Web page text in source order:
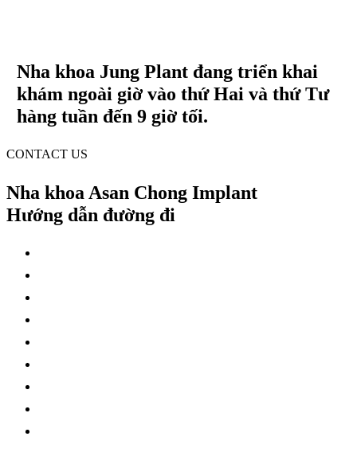
Nha khoa Jung Plantđang triển khai
khám ngoài giờvào thứ Hai và thứ Tư
hàng tuần đến 9 giờ tối.
CONTACT US
Nha khoa Asan Chong Implant
Hướng dẫn đường đi